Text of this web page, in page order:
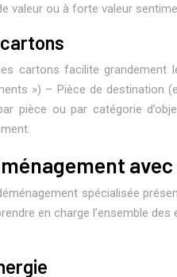
valeur ou à forte valeur
cartons facilite grandement
») – Pièce de destination
pièce ou par catégorie
spécialisée
en charge l’ensemble